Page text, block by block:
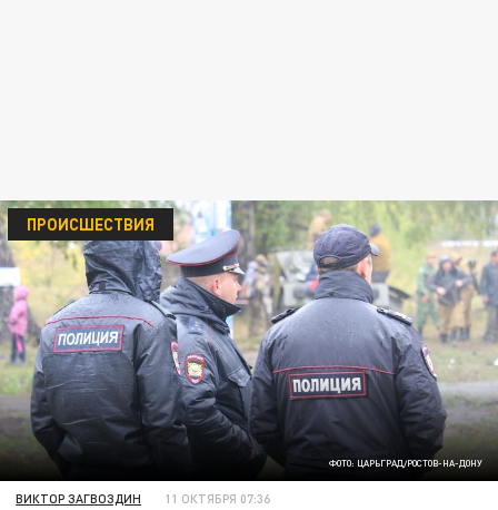
ФОТО: ЦАРЬГРАД/РОСТОВ-НА-ДОНУ
ПРОИСШЕСТВИЯ
ВИКТОР ЗАГВОЗДИН 11 ОКТЯБРЯ 07:36